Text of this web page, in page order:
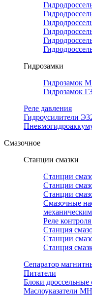
Гидрозамки
Гидрозамок
Гидрозамок
Реле давления
Гидроусилители
Смазочное
Станции смазки
Станции
Станции
Станции
Смазочные
Реле
Станция
Станции
Станция
Сепаратор
Питатели
Блоки
Маслоуказатели